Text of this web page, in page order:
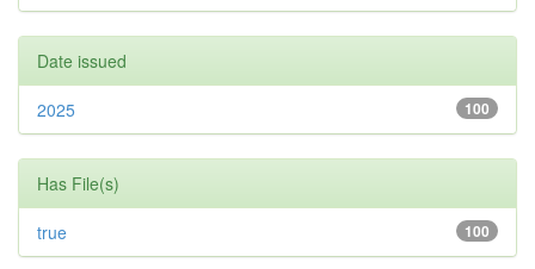
Date issued
100
2025
Has File(s)
100
true